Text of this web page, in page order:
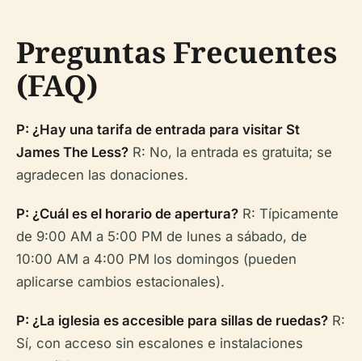
Preguntas Frecuentes
(FAQ)
P: ¿Hay una tarifa de entrada para visitar St
James The Less? R: No, la entrada es gratuita; se
agradecen las donaciones.
P: ¿Cuál es el horario de apertura? R: Típicamente
de 9:00 AM a 5:00 PM de lunes a sábado, de
10:00 AM a 4:00 PM los domingos (pueden
aplicarse cambios estacionales).
P: ¿La iglesia es accesible para sillas de ruedas? R:
Sí, con acceso sin escalones e instalaciones